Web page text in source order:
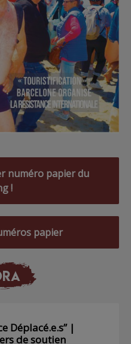
numéro papier du
!
papier
Déplacé.e.s” |
de soutien